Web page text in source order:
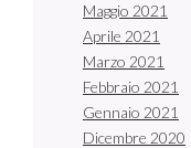
Maggio 2021
Aprile 2021
Marzo 2021
Febbraio 2021
Gennaio 2021
Dicembre 2020